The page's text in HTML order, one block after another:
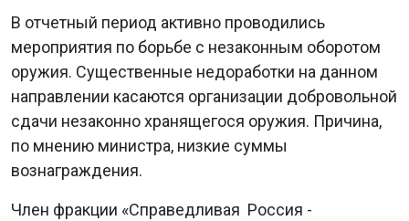
В отчетный период активно проводились
мероприятия по борьбе с незаконным оборотом
оружия. Существенные недоработки на данном
направлении касаются организации добровольной
сдачи незаконно хранящегося оружия. Причина,
по мнению министра, низкие суммы
вознаграждения.
Член фракции «Справедливая Россия -